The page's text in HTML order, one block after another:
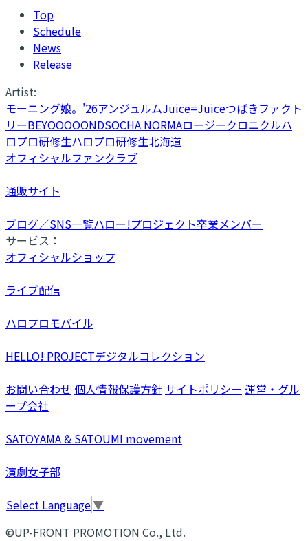
Top
Schedule
News
Release
Artist:
モーニング娘。'26アンジュルムJuice=Juiceつばきファクト
リーBEYOOOOONDSOCHA NORMAロージークロニクルハ
ロプロ研修生ハロプロ研修生北海道
オフィシャルファンクラブ
通販サイト
ブログ／SNS一覧ハロー!プロジェクト卒業メンバー
サービス：
オフィシャルショップ
ライブ配信
ハロプロモバイル
HELLO! PROJECTデジタルコレクション
お問い合わせ 個人情報保護方針 サイトポリシー 運営・グル
ープ会社
SATOYAMA & SATOUMI movement
演劇女子部
Select Language▼
©UP-FRONT PROMOTION Co., Ltd.